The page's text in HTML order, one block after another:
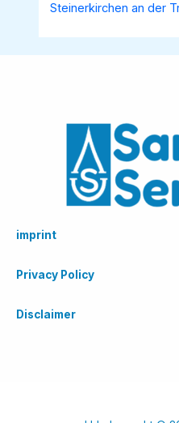
Steinerkirchen an der
imprint
Privacy Policy
Disclaimer